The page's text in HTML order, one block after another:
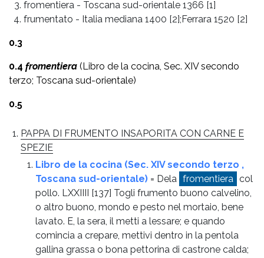
fromentiera - Toscana sud-orientale 1366 [1]
frumentato - Italia mediana 1400 [2];Ferrara 1520 [2]
0.3
0.4 fromentiera (Libro de la cocina, Sec. XIV secondo
terzo; Toscana sud-orientale)
0.5
PAPPA DI FRUMENTO INSAPORITA CON CARNE E
SPEZIE
Libro de la cocina (Sec. XIV secondo terzo ,
Toscana sud-orientale) = Dela fromentiera col
pollo. LXXIIII [137] Togli frumento buono calvelino,
o altro buono, mondo e pesto nel mortaio, bene
lavato. E, la sera, il metti a lessare; e quando
comincia a crepare, mettivi dentro in la pentola
gallina grassa o bona pettorina di castrone calda;